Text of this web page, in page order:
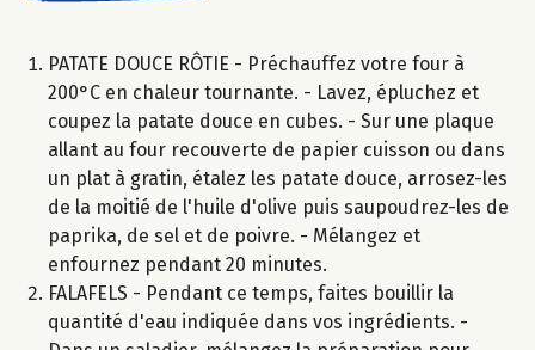
PATATE DOUCE RÔTIE - Préchauffez votre four à
200°C en chaleur tournante. - Lavez, épluchez et
coupez la patate douce en cubes. - Sur une plaque
allant au four recouverte de papier cuisson ou dans
un plat à gratin, étalez les patate douce, arrosez-les
de la moitié de l'huile d'olive puis saupoudrez-les de
paprika, de sel et de poivre. - Mélangez et
enfournez pendant 20 minutes.
FALAFELS - Pendant ce temps, faites bouillir la
quantité d'eau indiquée dans vos ingrédients. -